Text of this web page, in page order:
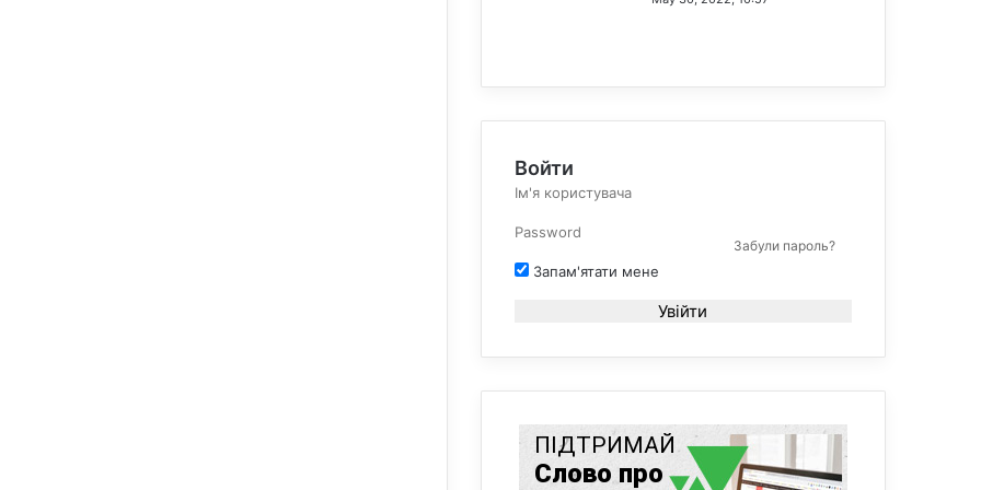
Войти
Забули пароль?
Запам'ятати мене
Увійти